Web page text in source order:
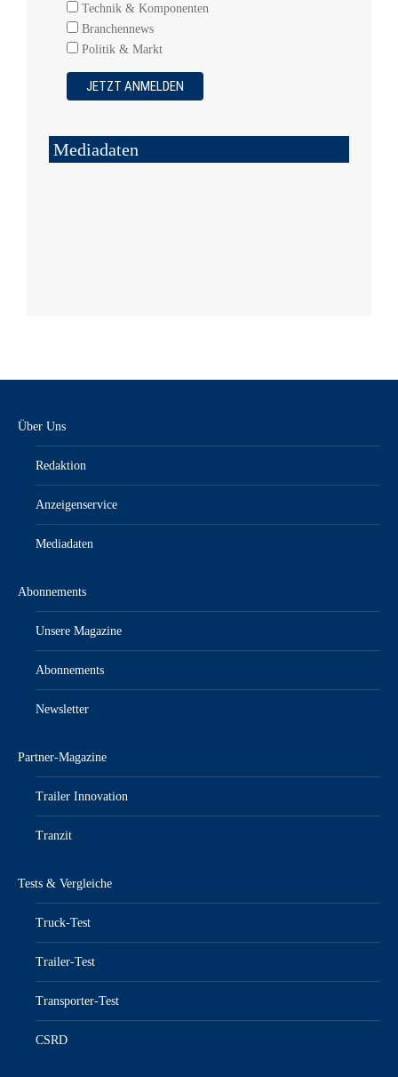
Technik & Komponenten
Branchennews
Politik & Markt
Mediadaten
Über Uns
Redaktion
Anzeigenservice
Mediadaten
Abonnements
Unsere Magazine
Abonnements
Newsletter
Partner-Magazine
Trailer Innovation
Tranzit
Tests & Vergleiche
Truck-Test
Trailer-Test
Transporter-Test
CSRD